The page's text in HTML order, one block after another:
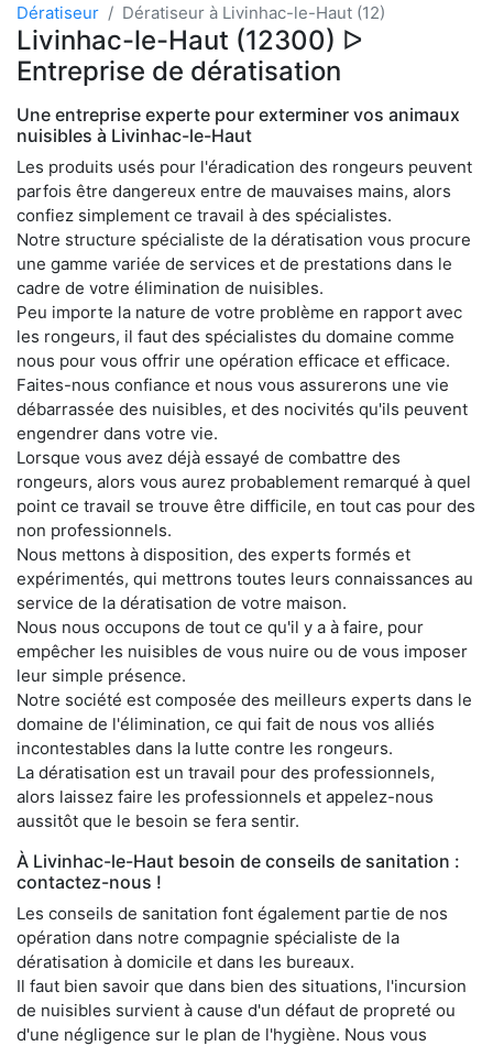
Dératiseur Dératiseur à Livinhac-le-Haut (12)
Livinhac-le-Haut (12300) ᐅ
Entreprise de dératisation
Une entreprise experte pour exterminer vos animaux
nuisibles à Livinhac-le-Haut
Les produits usés pour l'éradication des rongeurs peuvent
parfois être dangereux entre de mauvaises mains, alors
confiez simplement ce travail à des spécialistes.
Notre structure spécialiste de la dératisation vous procure
une gamme variée de services et de prestations dans le
cadre de votre élimination de nuisibles.
Peu importe la nature de votre problème en rapport avec
les rongeurs, il faut des spécialistes du domaine comme
nous pour vous offrir une opération efficace et efficace.
Faites-nous confiance et nous vous assurerons une vie
débarrassée des nuisibles, et des nocivités qu'ils peuvent
engendrer dans votre vie.
Lorsque vous avez déjà essayé de combattre des
rongeurs, alors vous aurez probablement remarqué à quel
point ce travail se trouve être difficile, en tout cas pour des
non professionnels.
Nous mettons à disposition, des experts formés et
expérimentés, qui mettrons toutes leurs connaissances au
service de la dératisation de votre maison.
Nous nous occupons de tout ce qu'il y a à faire, pour
empêcher les nuisibles de vous nuire ou de vous imposer
leur simple présence.
Notre société est composée des meilleurs experts dans le
domaine de l'élimination, ce qui fait de nous vos alliés
incontestables dans la lutte contre les rongeurs.
La dératisation est un travail pour des professionnels,
alors laissez faire les professionnels et appelez-nous
aussitôt que le besoin se fera sentir.
À Livinhac-le-Haut besoin de conseils de sanitation :
contactez-nous !
Les conseils de sanitation font également partie de nos
opération dans notre compagnie spécialiste de la
dératisation à domicile et dans les bureaux.
Il faut bien savoir que dans bien des situations, l'incursion
de nuisibles survient à cause d'un défaut de propreté ou
d'une négligence sur le plan de l'hygiène. Nous vous